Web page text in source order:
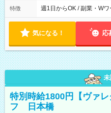
特徴 週1日からOK / 副業・W
気になる！ 応
特別時給1800円【ヴァ
フ 日本橋